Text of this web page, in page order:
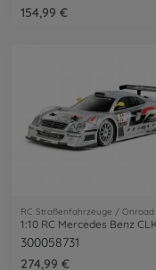
154,99 €
300058731
274,99 €